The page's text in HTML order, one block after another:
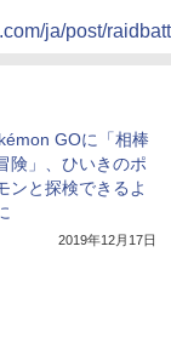
ja/post/
GOに「相棒
険」、ひいきのポ
ンと探検できるよ
2019年12月17日